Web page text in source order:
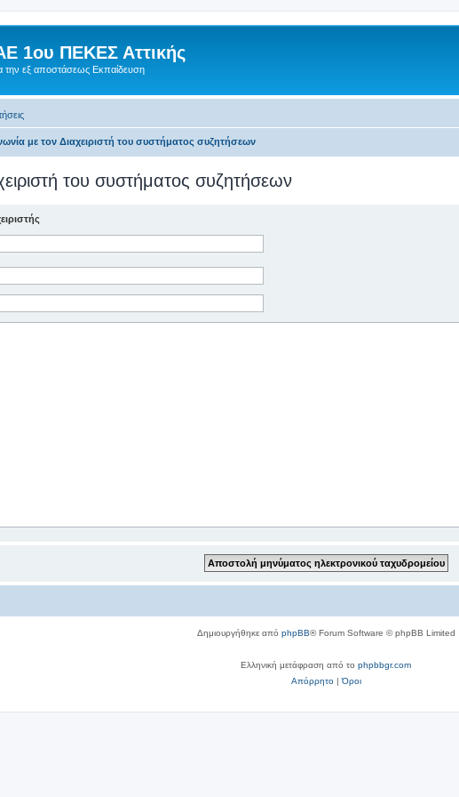
1ου ΠΕΚΕΣ Αττικής
την εξ αποστάσεως Εκπαίδευση
με τον Διαχειριστή του συστήματος συζητήσεων
του συστήματος συζητήσεων
Δημιουργήθηκε από phpBB® Forum Software © phpBB Limited
Ελληνική μετάφραση από το phpbbgr.com
Απόρρητο|Όροι